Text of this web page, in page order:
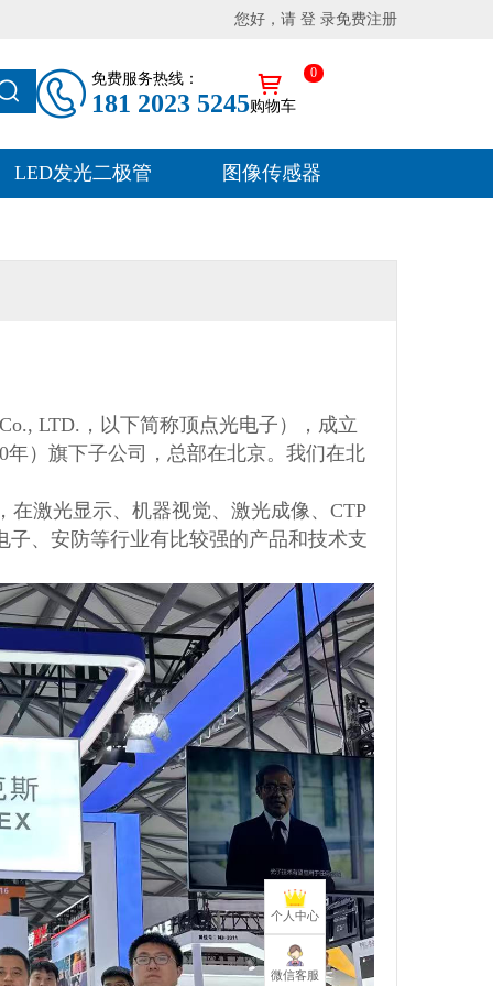
您好，请 登 录免费注册
免费服务热线：
181 2023 5245购物车
0
LED发光二极管 图像传感器
LTD.，以下简称顶点光电子），成立
年）旗下子公司，总部在北京。我们在北
激光显示、机器视觉、激光成像、CTP
、安防等行业有比较强的产品和技术支
个人中心
微信客服